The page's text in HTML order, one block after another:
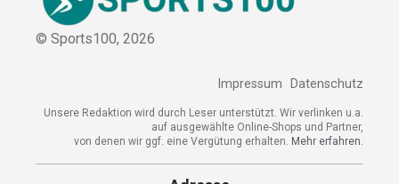
© Sports100, 2026
Impressum Datenschutz
Unsere Redaktion wird durch Leser unterstützt. Wir verlinken
u.a. auf ausgewählte Online-Shops und Partner,
von denen wir ggf. eine Vergütung erhalten.Mehr erfahren.